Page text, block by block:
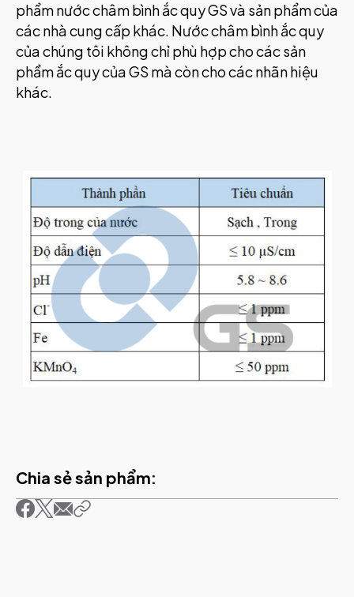
phẩm nước châm bình ắc quy GS và sản phẩm của
các nhà cung cấp khác. Nước châm bình ắc quy
của chúng tôi không chỉ phù hợp cho các sản
phẩm ắc quy của GS mà còn cho các nhãn hiệu
khác.
Chia sẻ sản phẩm: